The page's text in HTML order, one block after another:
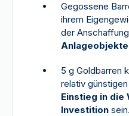
Gegossene
ihrem
der
Anlageobjekte
5 g Goldbarren
relativ
Einstieg in die
Investition sein.